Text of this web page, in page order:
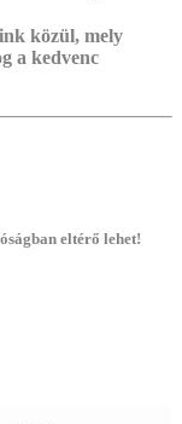
közül, mely
a kedvenc
eltérő lehet!